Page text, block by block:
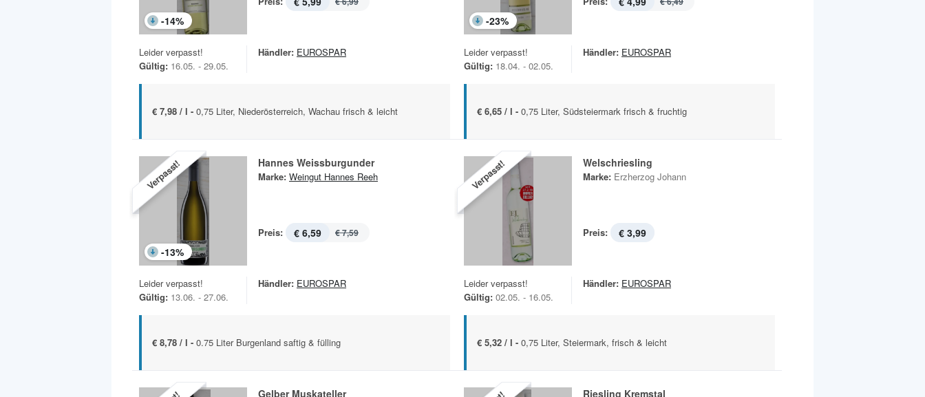
-14%
Leider verpasst!
Gültig: 16.05. - 29.05.
Händler: EUROSPAR
€ 7,98 / l - 0,75 Liter, Niederösterreich, Wachau frisch & leicht
-23%
Leider verpasst!
Gültig: 18.04. - 02.05.
Händler: EUROSPAR
€ 6,65 / l - 0,75 Liter, Südsteiermark frisch & fruchtig
Verpasst!
-13%
Hannes Weissburgunder
Marke: Weingut Hannes Reeh
Preis: € 6,59 € 7,59
Leider verpasst!
Gültig: 13.06. - 27.06.
Händler: EUROSPAR
€ 8,78 / l - 0.75 Liter Burgenland saftig & fülling
Verpasst! Welschriesling
Marke: Erzherzog Johann
Preis: € 3,99
Leider verpasst!
Gültig: 02.05. - 16.05.
Händler: EUROSPAR
€ 5,32 / l - 0,75 Liter, Steiermark, frisch & leicht
Gelber Muskateller Riesling Kremstal